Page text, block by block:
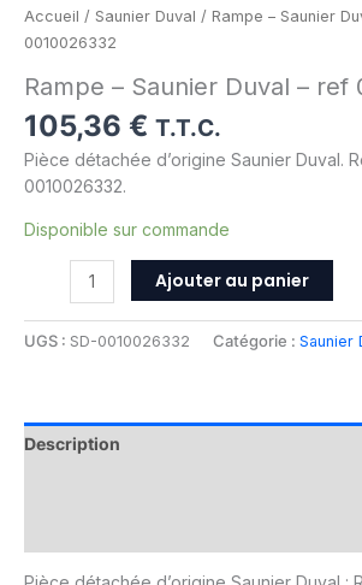
Accueil / Saunier Duval / Rampe – Saunier
0010026332
Rampe – Saunier Duval – ref
105,36 € T.T.C.
Pièce détachée d’origine Saunier Duval.
0010026332.
Disponible sur commande
Ajouter au panier
UGS : SD-0010026332 Catégorie : Saunier
Description